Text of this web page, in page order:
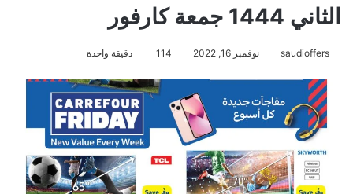
الثاني 1444 جمعة كارفور
saudioffers نوفمبر 16, 2022 114 دقيقة واحدة